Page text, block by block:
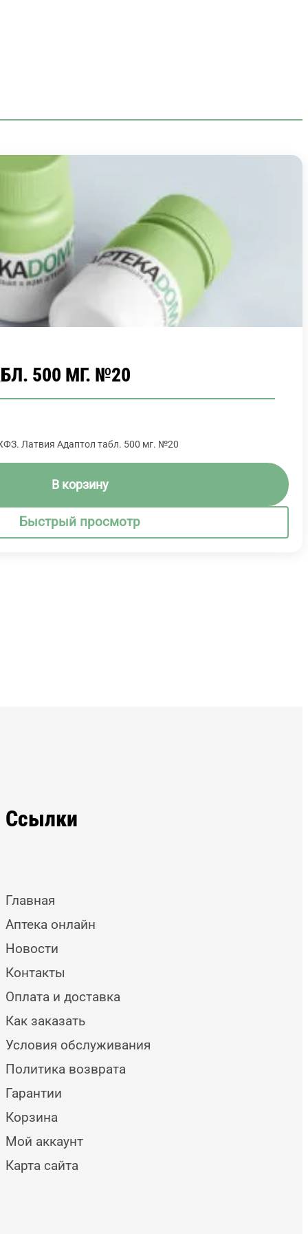
500 МГ. №20
Латвия Адаптол табл. 500 мг. №20
В корзину
Быстрый просмотр
Ссылки
Главная
Аптека онлайн
Новости
Контакты
Оплата и доставка
Как заказать
Условия обслуживания
Политика возврата
Гарантии
Корзина
Мой аккаунт
Карта сайта